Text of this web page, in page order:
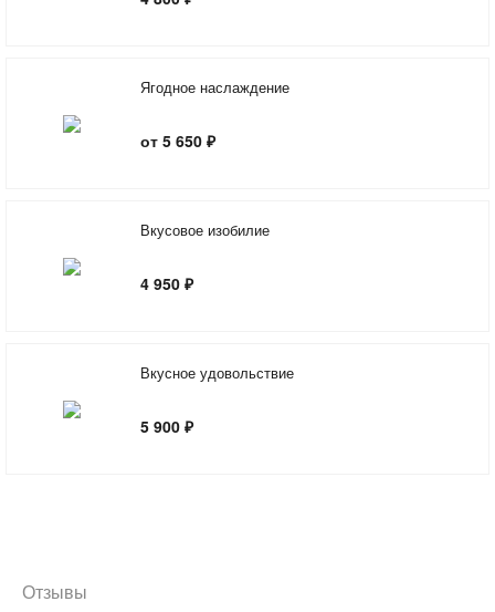
Ягодное наслаждение
от 5 650 ₽
Вкусовое изобилие
4 950 ₽
Вкусное удовольствие
5 900 ₽
Отзывы